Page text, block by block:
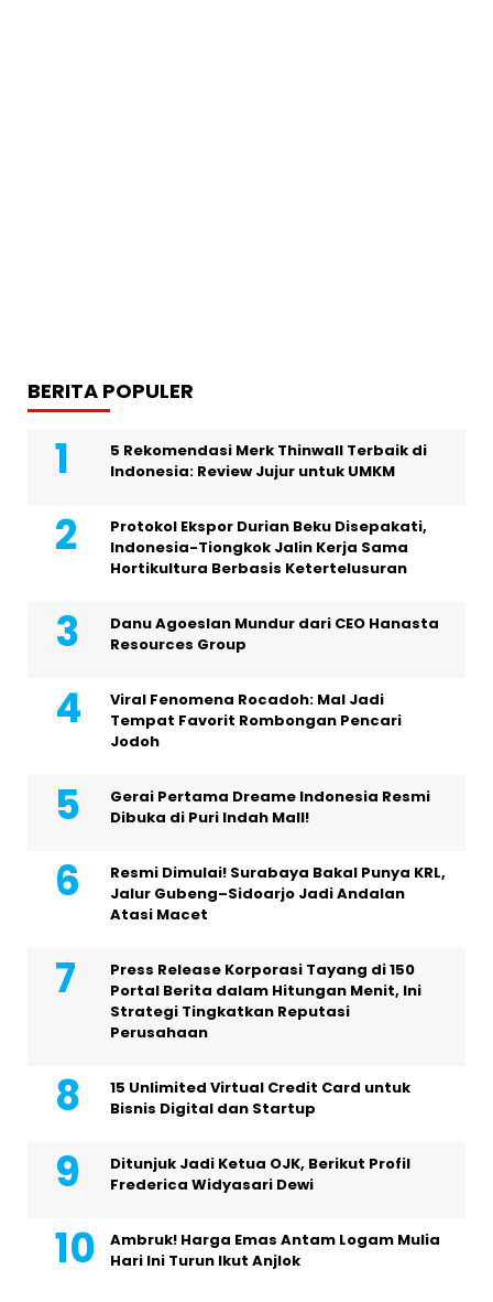
BERITA POPULER
5 Rekomendasi Merk Thinwall Terbaik di
Indonesia: Review Jujur untuk UMKM
Protokol Ekspor Durian Beku Disepakati,
Indonesia-Tiongkok Jalin Kerja Sama
Hortikultura Berbasis Ketertelusuran
Danu Agoeslan Mundur dari CEO Hanasta
Resources Group
Viral Fenomena Rocadoh: Mal Jadi
Tempat Favorit Rombongan Pencari
Jodoh
Gerai Pertama Dreame Indonesia Resmi
Dibuka di Puri Indah Mall!
Resmi Dimulai! Surabaya Bakal Punya KRL,
Jalur Gubeng–Sidoarjo Jadi Andalan
Atasi Macet
Press Release Korporasi Tayang di 150
Portal Berita dalam Hitungan Menit, Ini
Strategi Tingkatkan Reputasi
Perusahaan
15 Unlimited Virtual Credit Card untuk
Bisnis Digital dan Startup
Ditunjuk Jadi Ketua OJK, Berikut Profil
Frederica Widyasari Dewi
Ambruk! Harga Emas Antam Logam Mulia
Hari Ini Turun Ikut Anjlok